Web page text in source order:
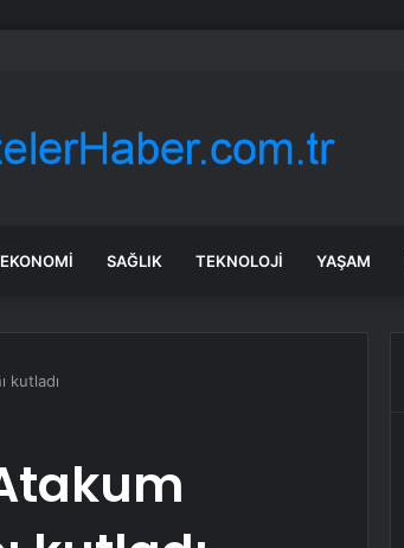
daha EDS geliyor
EKONOMI SAĞLIK TEKNOLOJI YAŞAM
kutladı